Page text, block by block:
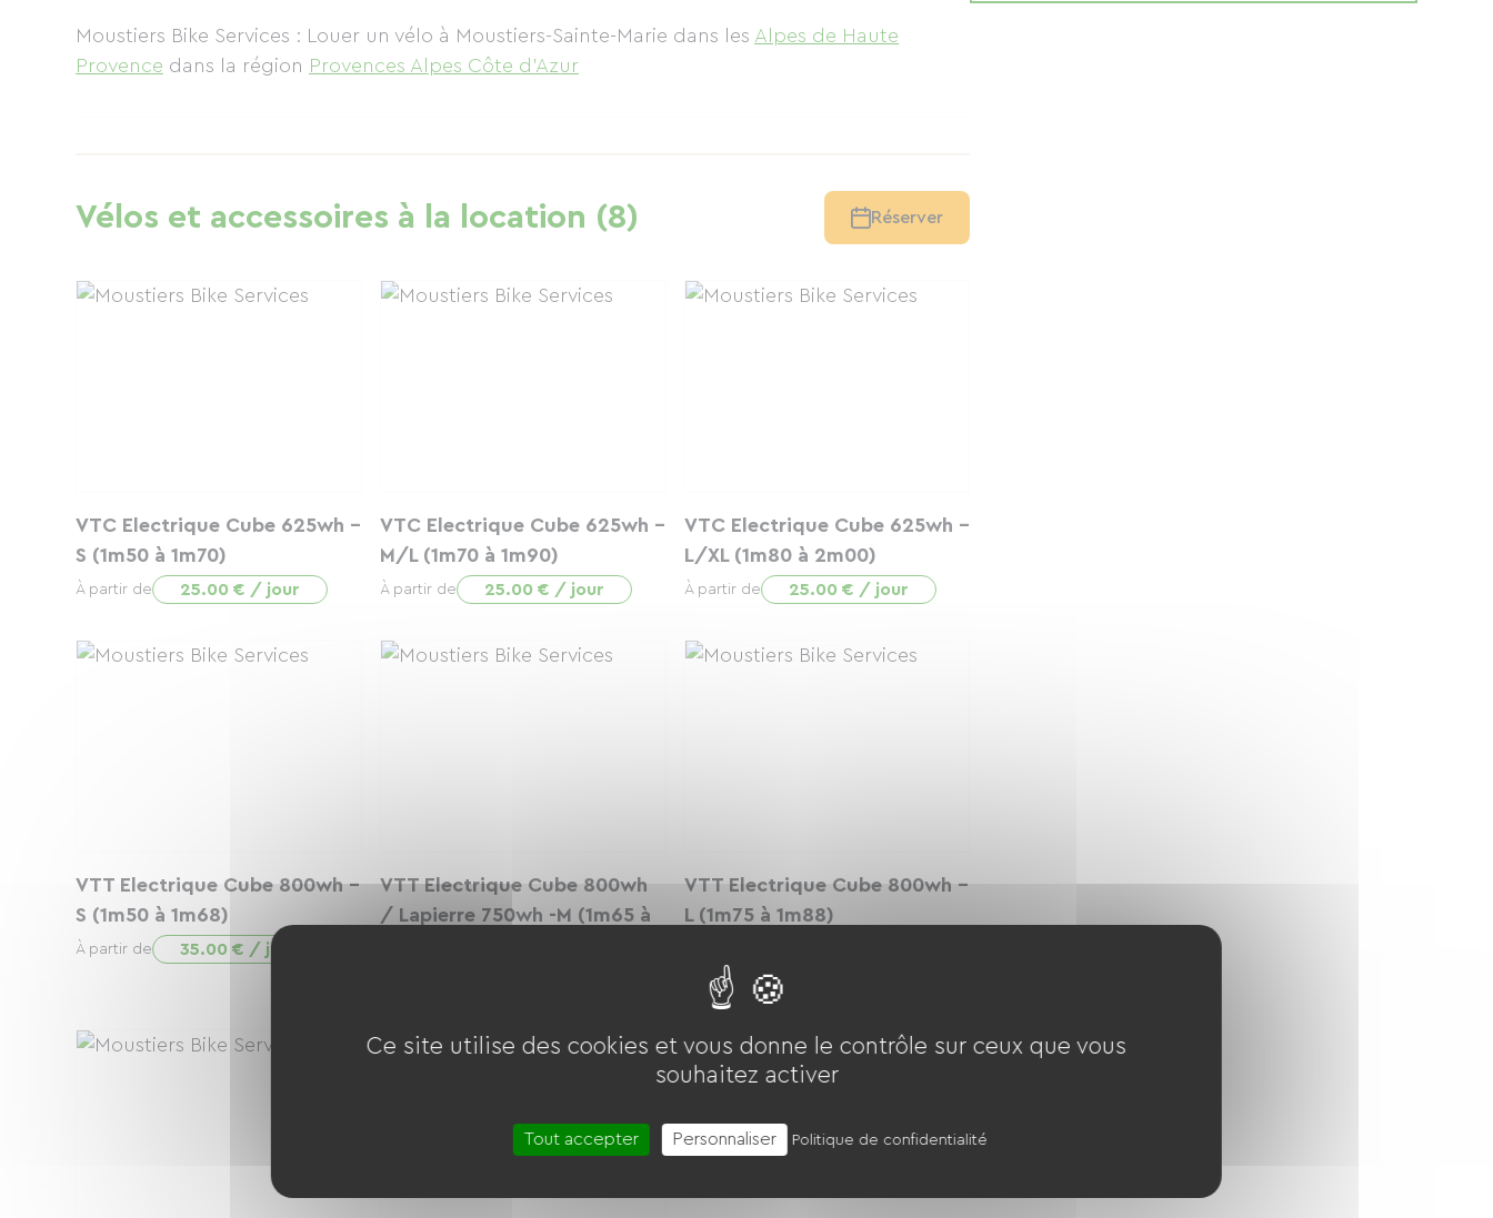
Moustiers Bike Services : Louer un vélo à Moustiers-Sainte-Marie dans les Alpes de Haute
Provence dans la région Provences Alpes Côte d'Azur
Vélos et accessoires à la location (8) Réserver
VTC Electrique Cube 625wh -
S (1m50 à 1m70)
À partir de 25.00 € / jour
VTC Electrique Cube 625wh -
M/L (1m70 à 1m90)
À partir de 25.00 € / jour
VTC Electrique Cube 625wh -
L/XL (1m80 à 2m00)
À partir de 25.00 € / jour
VTT Electrique Cube 800wh -
S (1m50 à 1m68)
À partir de 35.00 € / jour
VTT Electrique Cube 800wh
/ Lapierre 750wh -M (1m65 à
VTT Electrique Cube 800wh -
L (1m75 à 1m88)
Ce site utilise des cookies et vous donne le contrôle sur ceux que vous
souhaitez activer
Tout accepter Personnaliser Politique de confidentialité